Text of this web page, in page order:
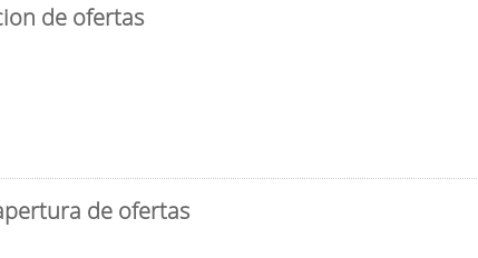
de ofertas
de ofertas